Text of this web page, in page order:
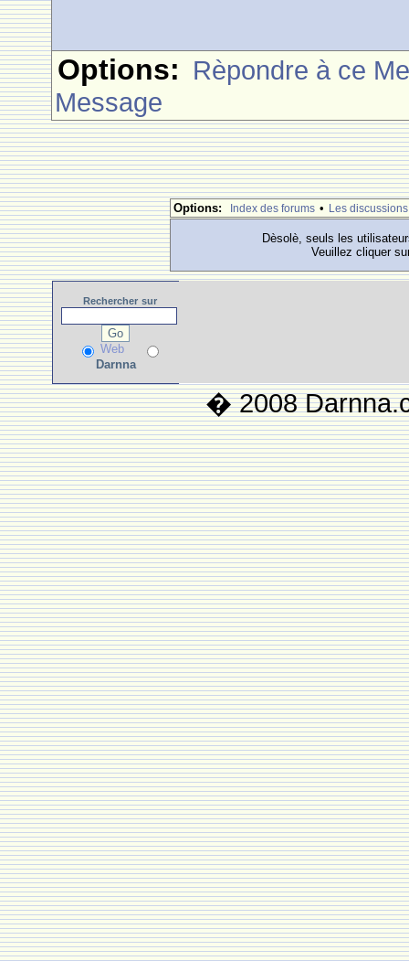
Options: Rèpondre à ce
Message
Options: Index des forums • Les discussions
Dèsolè, seuls les
Veuillez cliquer
Rechercher sur
Web
Darnna
� 2008